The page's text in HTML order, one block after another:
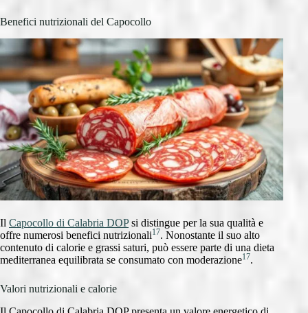
Benefici nutrizionali del Capocollo
Il Capocollo di Calabria DOPsi distingue per la sua qualità e
offre numerosi benefici nutrizionali17. Nonostante il suo alto
contenuto di calorie e grassi saturi, può essere parte di una dieta
mediterranea equilibrata se consumato con moderazione17.
Valori nutrizionali e calorie